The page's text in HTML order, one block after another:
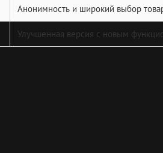
Анонимность и широкий выбор
Улучшенная версия с новым